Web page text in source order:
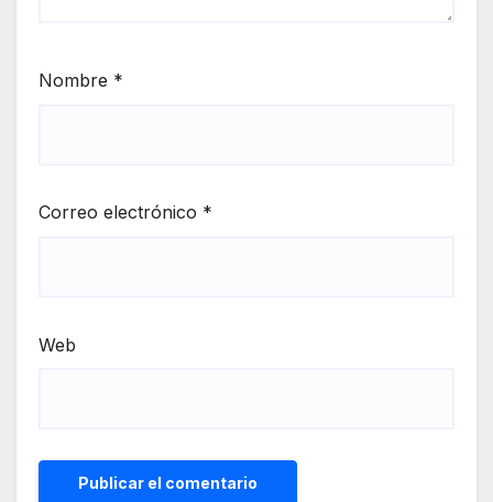
Nombre *
Correo electrónico *
Web